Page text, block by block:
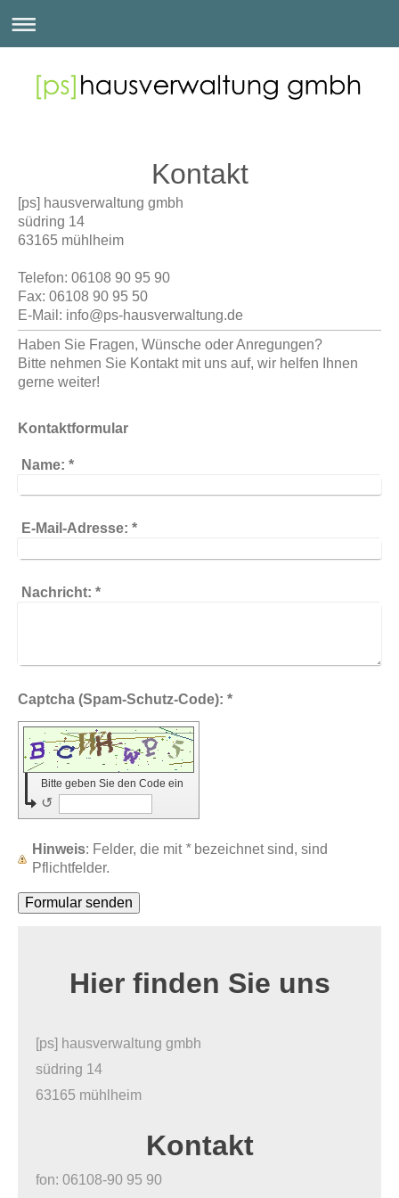
Kontakt
[ps] hausverwaltung gmbh
südring 14
63165 mühlheim
Telefon: 06108 90 95 90
Fax: 06108 90 95 50
E-Mail: info@ps-hausverwaltung.de
Haben Sie Fragen, Wünsche oder Anregungen?
Bitte nehmen Sie Kontakt mit uns auf, wir helfen Ihnen
gerne weiter!
Kontaktformular
Name: *
E-Mail-Adresse: *
Nachricht: *
Captcha (Spam-Schutz-Code): *
Bitte geben Sie den Code ein
↺
Hinweis : Felder, die mit *bezeichnet sind, sind
Pflichtfelder.
Hier finden Sie uns
[ps] hausverwaltung gmbh
südring 14
63165 mühlheim
Kontakt
fon: 06108-90 95 90